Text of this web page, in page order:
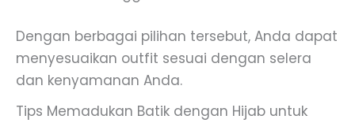
Dengan berbagai pilihan tersebut, Anda dapat
menyesuaikan outfit sesuai dengan selera
dan kenyamanan Anda.
Tips Memadukan Batik dengan Hijab untuk